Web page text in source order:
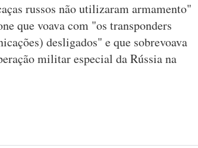
russos não utilizaram armamento"
que voava com "os transponders
desligados" e que sobrevoava
militar especial da Rússia na